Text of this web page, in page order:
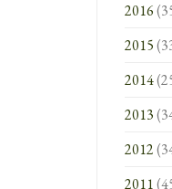
2016
2015
2014
2013
2012
2011